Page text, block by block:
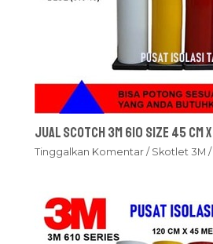
Jual Scotch 3M 610 Size 45 cm
Tinggalkan Komentar / Skotlet 3M /